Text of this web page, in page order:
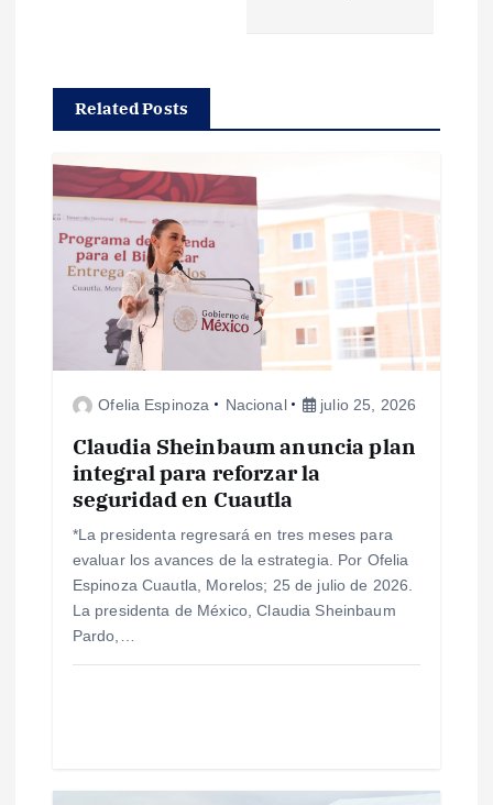
c
ó
n
s
Related Posts
Ofelia Espinoza Nacional julio 25, 2026
Claudia Sheinbaum anuncia plan
integral para reforzar la
seguridad en Cuautla
*La presidenta regresará en tres meses para
evaluar los avances de la estrategia. Por Ofelia
Espinoza Cuautla, Morelos; 25 de julio de 2026.
La presidenta de México, Claudia Sheinbaum
Pardo,…